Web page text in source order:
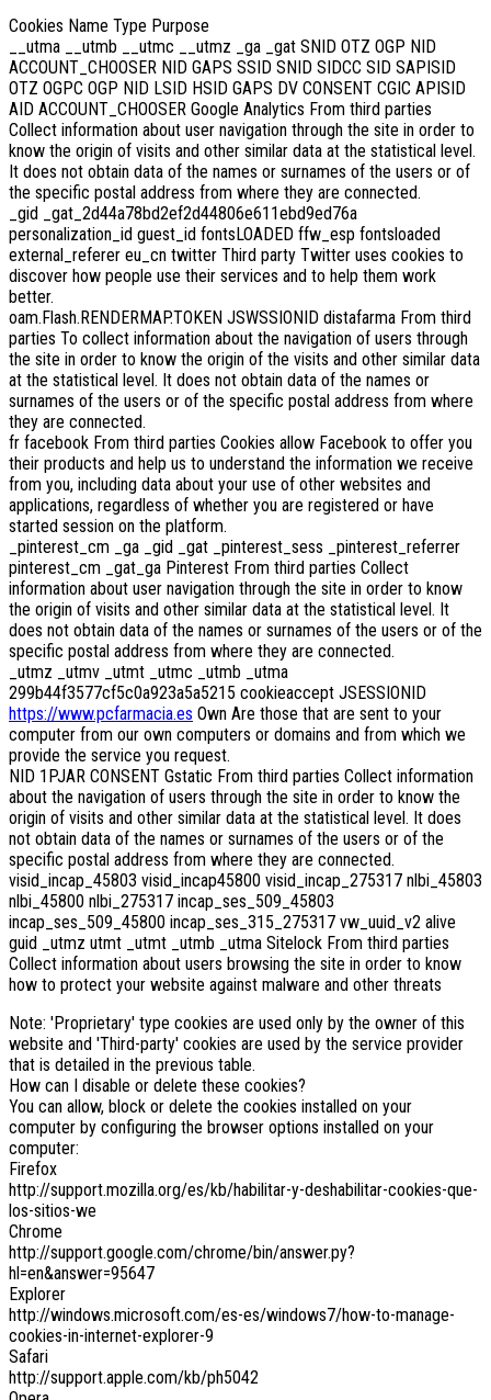
Cookies Name Type Purpose
__utma __utmb __utmc __utmz _ga _gat SNID OTZ OGP NID
ACCOUNT_CHOOSER NID GAPS SSID SNID SIDCC SID SAPISID
OTZ OGPC OGP NID LSID HSID GAPS DV CONSENT CGIC APISID
AID ACCOUNT_CHOOSER Google Analytics From third parties
Collect information about user navigation through the site in order to
know the origin of visits and other similar data at the statistical level.
It does not obtain data of the names or surnames of the users or of
the specific postal address from where they are connected.
_gid _gat_2d44a78bd2ef2d44806e611ebd9ed76a
personalization_id guest_id fontsLOADED ffw_esp fontsloaded
external_referer eu_cn twitter Third party Twitter uses cookies to
discover how people use their services and to help them work
better.
oam.Flash.RENDERMAP.TOKEN JSWSSIONID distafarma From third
parties To collect information about the navigation of users through
the site in order to know the origin of the visits and other similar data
at the statistical level. It does not obtain data of the names or
surnames of the users or of the specific postal address from where
they are connected.
fr facebook From third parties Cookies allow Facebook to offer you
their products and help us to understand the information we receive
from you, including data about your use of other websites and
applications, regardless of whether you are registered or have
started session on the platform.
_pinterest_cm _ga _gid _gat _pinterest_sess _pinterest_referrer
pinterest_cm _gat_ga Pinterest From third parties Collect
information about user navigation through the site in order to know
the origin of visits and other similar data at the statistical level. It
does not obtain data of the names or surnames of the users or of the
specific postal address from where they are connected.
_utmz _utmv _utmt _utmc _utmb _utma
299b44f3577cf5c0a923a5a5215 cookieaccept JSESSIONID
https://www.pcfarmacia.es Own Are those that are sent to your
computer from our own computers or domains and from which we
provide the service you request.
NID 1PJAR CONSENT Gstatic From third parties Collect information
about the navigation of users through the site in order to know the
origin of visits and other similar data at the statistical level. It does
not obtain data of the names or surnames of the users or of the
specific postal address from where they are connected.
visid_incap_45803 visid_incap45800 visid_incap_275317 nlbi_45803
nlbi_45800 nlbi_275317 incap_ses_509_45803
incap_ses_509_45800 incap_ses_315_275317 vw_uuid_v2 alive
guid _utmz utmt _utmt _utmb _utma Sitelock From third parties
Collect information about users browsing the site in order to know
how to protect your website against malware and other threats
Note: 'Proprietary' type cookies are used only by the owner of this
website and 'Third-party' cookies are used by the service provider
that is detailed in the previous table.
How can I disable or delete these cookies?
You can allow, block or delete the cookies installed on your
computer by configuring the browser options installed on your
computer:
Firefox
http://support.mozilla.org/es/kb/habilitar-y-deshabilitar-cookies-que-
los-sitios-we
Chrome
http://support.google.com/chrome/bin/answer.py?
hl=en&answer=95647
Explorer
http://windows.microsoft.com/es-es/windows7/how-to-manage-
cookies-in-internet-explorer-9
Safari
http://support.apple.com/kb/ph5042